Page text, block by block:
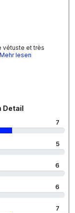
vétuste et très
lesen
Detail
7
5
6
6
7